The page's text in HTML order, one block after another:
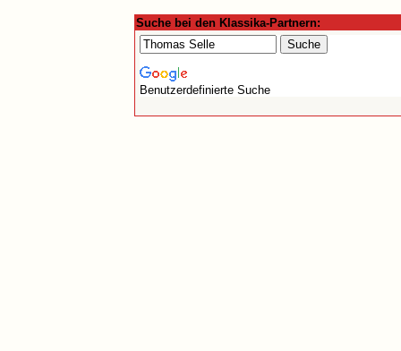
Suche bei den Klassika-Partnern:
Benutzerdefinierte Suche